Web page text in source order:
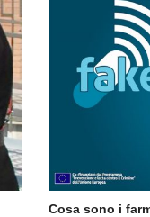
Cosa sono i